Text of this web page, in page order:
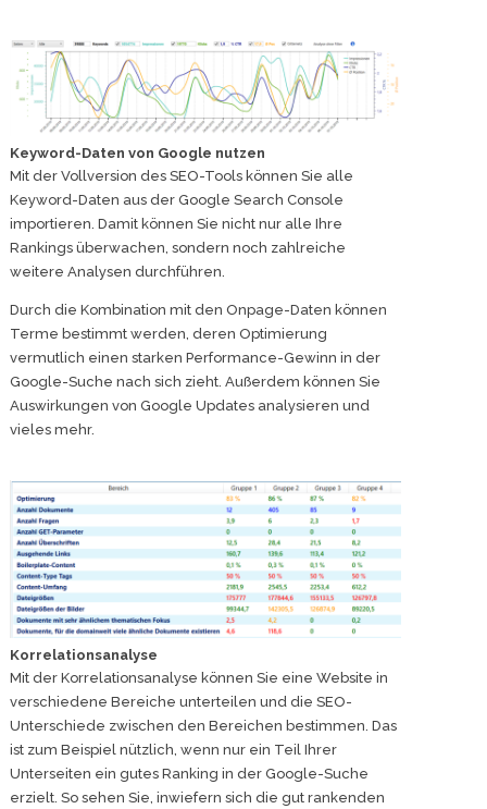
Keyword-Daten von Google nutzen
Mit der Vollversion des SEO-Tools können Sie alle
Keyword-Daten aus der Google Search Console
importieren. Damit können Sie nicht nur alle Ihre
Rankings überwachen, sondern noch zahlreiche
weitere Analysen durchführen.
Durch die Kombination mit den Onpage-Daten können
Terme bestimmt werden, deren Optimierung
vermutlich einen starken Performance-Gewinn in der
Google-Suche nach sich zieht. Außerdem können Sie
Auswirkungen von Google Updates analysieren und
vieles mehr.
Korrelationsanalyse
Mit der Korrelationsanalyse können Sie eine Website in
verschiedene Bereiche unterteilen und die SEO-
Unterschiede zwischen den Bereichen bestimmen. Das
ist zum Beispiel nützlich, wenn nur ein Teil Ihrer
Unterseiten ein gutes Ranking in der Google-Suche
erzielt. So sehen Sie, inwiefern sich die gut rankenden